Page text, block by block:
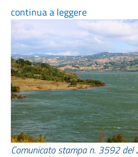
continua a leggere
Comunicato stampa n. 3592